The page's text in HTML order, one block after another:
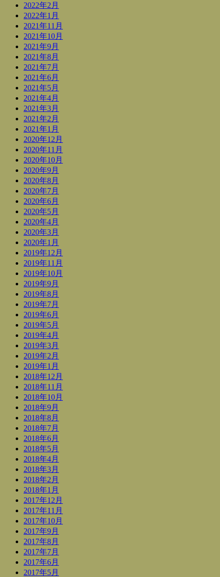
2022年2月
2022年1月
2021年11月
2021年10月
2021年9月
2021年8月
2021年7月
2021年6月
2021年5月
2021年4月
2021年3月
2021年2月
2021年1月
2020年12月
2020年11月
2020年10月
2020年9月
2020年8月
2020年7月
2020年6月
2020年5月
2020年4月
2020年3月
2020年1月
2019年12月
2019年11月
2019年10月
2019年9月
2019年8月
2019年7月
2019年6月
2019年5月
2019年4月
2019年3月
2019年2月
2019年1月
2018年12月
2018年11月
2018年10月
2018年9月
2018年8月
2018年7月
2018年6月
2018年5月
2018年4月
2018年3月
2018年2月
2018年1月
2017年12月
2017年11月
2017年10月
2017年9月
2017年8月
2017年7月
2017年6月
2017年5月